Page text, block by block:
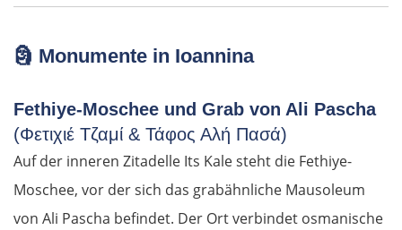
🗿 Monumente in Ioannina
Fethiye-Moschee und Grab von Ali Pascha
(Φετιχιέ Τζαμί & Τάφος Αλή Πασά)
Auf der inneren Zitadelle Its Kale steht die Fethiye-
Moschee, vor der sich das grabähnliche Mausoleum
von Ali Pascha befindet. Der Ort verbindet osmanische